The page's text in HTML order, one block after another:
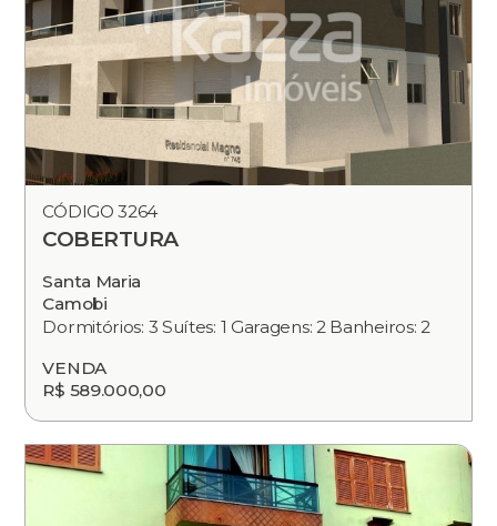
CÓDIGO 3264
COBERTURA
Santa Maria
Camobi
Dormitórios: 3 Suítes: 1 Garagens: 2 Banheiros: 2
VENDA
R$ 589.000,00